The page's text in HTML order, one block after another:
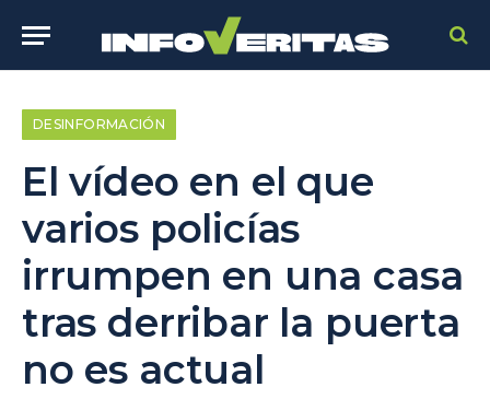
DESINFORMACIÓN
El vídeo en el que
varios policías
irrumpen en una casa
tras derribar la puerta
no es actual